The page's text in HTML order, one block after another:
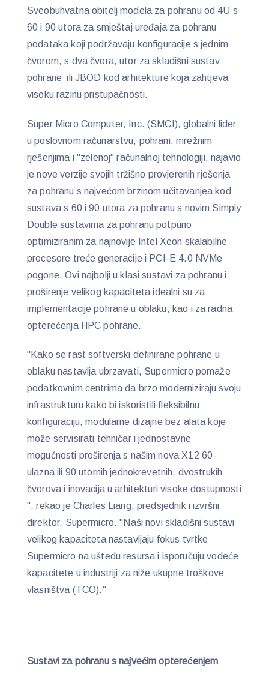
Sveobuhvatna obitelj modela za pohranu od 4U s
60 i 90 utora za smještaj uređaja za pohranu
podataka koji podržavaju konfiguracije s jednim
čvorom, s dva čvora, utor za skladišni sustav
pohrane ili JBOD kod arhitekture koja zahtjeva
visoku razinu pristupačnosti.
Super Micro Computer, Inc. (SMCI), globalni lider
u poslovnom računarstvu, pohrani, mrežnim
rješenjima i "zelenoj" računalnoj tehnologiji, najavio
je nove verzije svojih tržišno provjerenih rješenja
za pohranu s najvećom brzinom učitavanjea kod
sustava s 60 i 90 utora za pohranu s novim Simply
Double sustavima za pohranu potpuno
optimiziranim za najnovije Intel Xeon skalabilne
procesore treće generacije i PCI-E 4.0 NVMe
pogone. Ovi najbolji u klasi sustavi za pohranu i
proširenje velikog kapaciteta idealni su za
implementacije pohrane u oblaku, kao i za radna
opterećenja HPC pohrane.
"Kako se rast softverski definirane pohrane u
oblaku nastavlja ubrzavati, Supermicro pomaže
podatkovnim centrima da brzo moderniziraju svoju
infrastrukturu kako bi iskoristili fleksibilnu
konfiguraciju, modularne dizajne bez alata koje
može servisirati tehničar i jednostavne
mogućnosti proširenja s našim nova X12 60-
ulazna ili 90 utornih jednokrevetnih, dvostrukih
čvorova i inovacija u arhitekturi visoke dostupnosti
", rekao je Charles Liang, predsjednik i izvršni
direktor, Supermicro. "Naši novi skladišni sustavi
velikog kapaciteta nastavljaju fokus tvrtke
Supermicro na uštedu resursa i isporučuju vodeće
kapacitete u industriji za niže ukupne troškove
vlasništva (TCO)."
Sustavi za pohranu s najvećim opterećenjem